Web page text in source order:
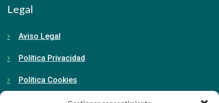
Legal
Aviso Legal
Política Privacidad
Política Cookies